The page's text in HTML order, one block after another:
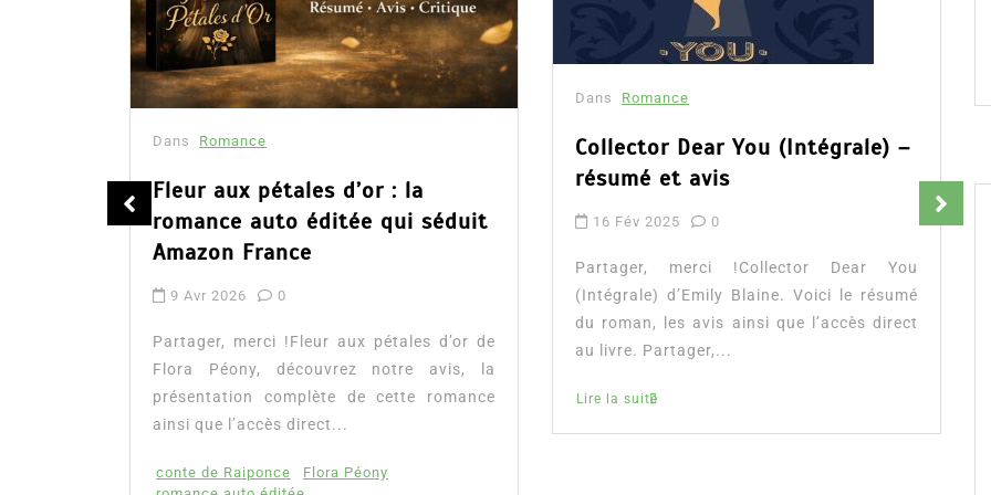
Dans Romance
Fleur aux pétales d’or : la
romance auto éditée qui séduit
Amazon France
9 Avr 2026 0
Partager, merci !Fleur aux pétales d’or de
Flora Péony, découvrez notre avis, la
présentation complète de cette romance
ainsi que l’accès direct...
conte de Raiponce
Flora Péony
Dans Romance
Collector Dear You (Intégrale) –
résumé et avis
16 Fév 2025 0
Partager, merci !Collector Dear You
(Intégrale) d’Emily Blaine. Voici le résumé
du roman, les avis ainsi que l’accès direct
au livre. Partager,...
Lire la suite